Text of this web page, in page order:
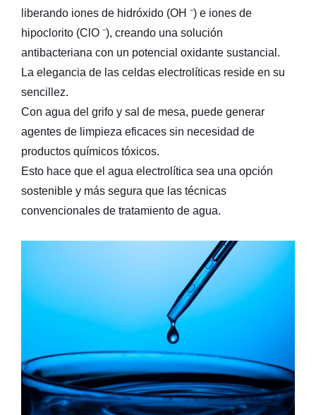
liberando iones de hidróxido (OH ⁻) e iones de
hipoclorito (ClO ⁻), creando una solución
antibacteriana con un potencial oxidante sustancial.
La elegancia de las celdas electrolíticas reside en su
sencillez.
Con agua del grifo y sal de mesa, puede generar
agentes de limpieza eficaces sin necesidad de
productos químicos tóxicos.
Esto hace que el agua electrolítica sea una opción
sostenible y más segura que las técnicas
convencionales de tratamiento de agua.